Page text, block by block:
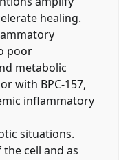
healing.
poor
metabolic
with BPC-157,
inflammatory
situations.
cell and as